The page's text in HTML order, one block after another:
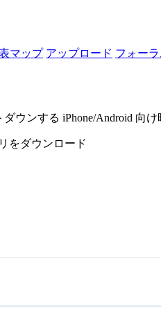
マップ アップロード フォーラ
ウンする iPhone/Android 向
をダウンロード